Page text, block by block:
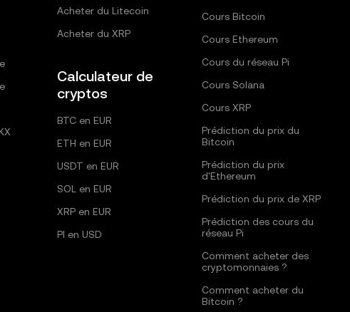
Acheter du Litecoin
Acheter du XRP
Calculateur de
cryptos
BTC en EUR
ETH en EUR
USDT en EUR
SOL en EUR
XRP en EUR
PI en USD
Cours Bitcoin
Cours Ethereum
Cours du réseau Pi
Cours Solana
Cours XRP
Prédiction du prix du
Bitcoin
Prédiction du prix
d'Ethereum
Prédiction du prix de XRP
Prédiction des cours du
réseau Pi
Comment acheter des
cryptomonnaies ?
Comment acheter du
Bitcoin ?